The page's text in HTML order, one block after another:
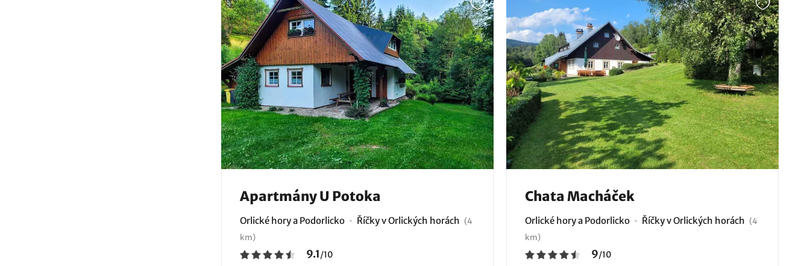
Apartmány U Potoka
Orlické hory a Podorlicko Říčky v Orlických horách (4
km)
9.1/10
Chata Macháček
Orlické hory a Podorlicko Říčky v Orlických horách (4
km)
9/10